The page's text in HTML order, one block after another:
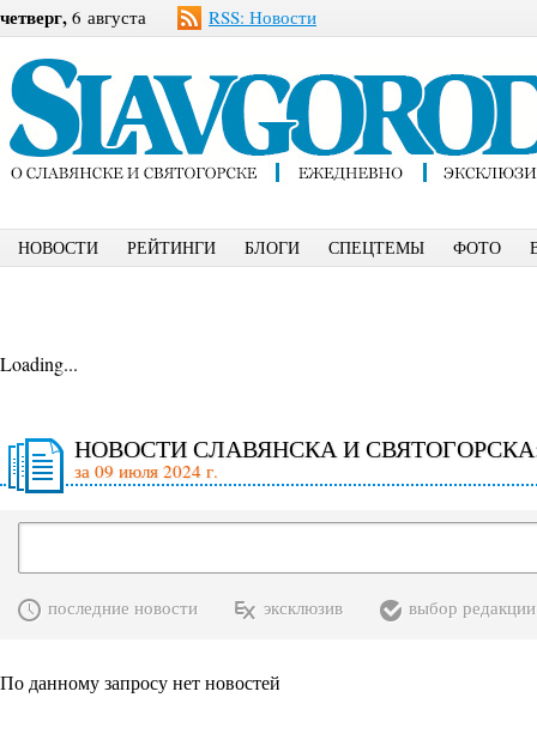
четверг, 6 августа RSS: Новости
НОВОСТИ РЕЙТИНГИ БЛОГИ СПЕЦТЕМЫ ФОТО
Loading...
НОВОСТИ СЛАВЯНСКА И
за 09 июля 2024 г.
последние новости эксклюзив выбор редакции
По данному запросу нет новостей